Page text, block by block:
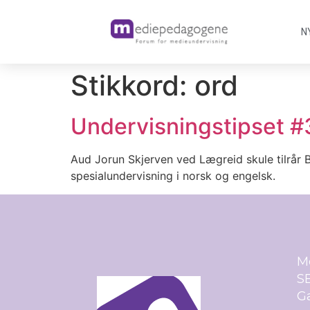
Stikkord: ord
Undervisningstipset
Aud Jorun Skjerven ved Lægreid skule tilrår
spesialundervisning i norsk og engelsk.